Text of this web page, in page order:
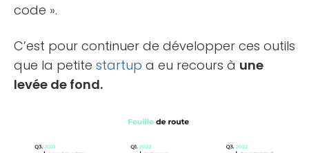
code ».
C’est pour continuer de développer ces outils
que la petite startup a eu recours à une
levée de fond.